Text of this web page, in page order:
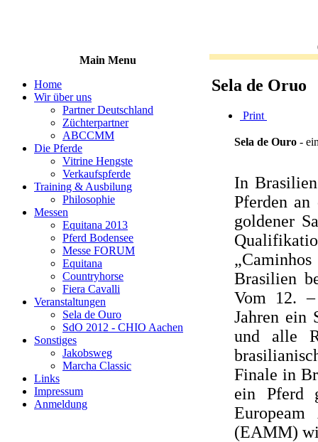
Main Menu
Home
Wir über uns
Partner Deutschland
Züchterpartner
ABCCMM
Die Pferde
Vitrine Hengste
Verkaufspferde
Training & Ausbilung
Philosophie
Messen
Equitana 2013
Pferd Bodensee
Messe FORUM
Equitana
Countryhorse
Fiera Cavalli
Veranstaltungen
Sela de Ouro
SdO 2012 - CHIO Aachen
Sonstiges
Jakobsweg
Marcha Classic
Links
Impressum
Anmeldung
Sela de Oruo
Print
Sela de Ouro -
In
Pferden
goldener
Brasilien
Vom 12.
Jahren ein
und alle
Finale in
ein Pferd
(EAMM)